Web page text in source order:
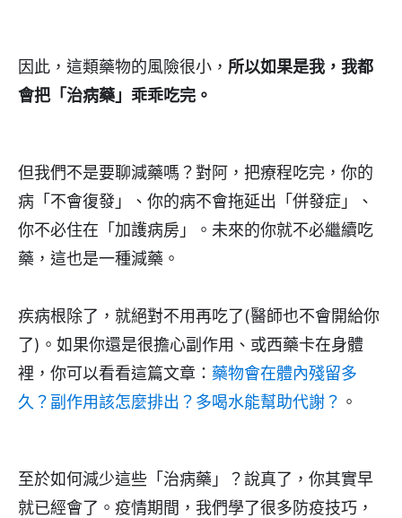
因此，這類藥物的風險很小， 所以如果是我，我都
會把「治病藥」乖乖吃完。
但我們不是要聊減藥嗎？對阿，把療程吃完，你的
病「不會復發」、你的病不會拖延出「併發症」、
你不必住在「加護病房」。未來的你就不必繼續吃
藥，這也是一種減藥。
疾病根除了，就絕對不用再吃了(醫師也不會開給你
了)。如果你還是很擔心副作用、或西藥卡在身體
裡，你可以看看這篇文章： 藥物會在體內殘留多
久？副作用該怎麼排出？多喝水能幫助代謝？ 。
至於如何減少這些「治病藥」？說真了，你其實早
就已經會了。疫情期間，我們學了很多防疫技巧，